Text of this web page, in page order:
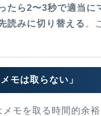
たら2〜3秒で適当に
読みに切り替える 。
モは取らない」
モを取る時間的余裕